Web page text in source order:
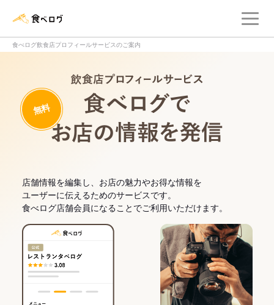
食べログ飲食店プロフィールサービスのご案内
無料
店舗情報を編集し、お店の魅力やお得な情報を
ユーザーに伝えるためのサービスです。
食べログ店舗会員になることでご利用いただけます。